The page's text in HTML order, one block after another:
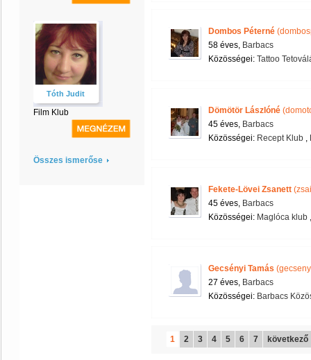
Tóth Judit
Film Klub
Összes ismerőse
Dombos Péterné
58 éves, Barbacs
Közösségei: Tattoo
Dömötör Lászlóné
45 éves, Barbacs
Közösségei: Recept Klub ,
Fekete-Lövei Zsanett
45 éves, Barbacs
Közösségei: Maglóca klub
Gecsényi Tamás
27 éves, Barbacs
Közösségei: Barbacs
1 2 3 4 5 6 7 következő